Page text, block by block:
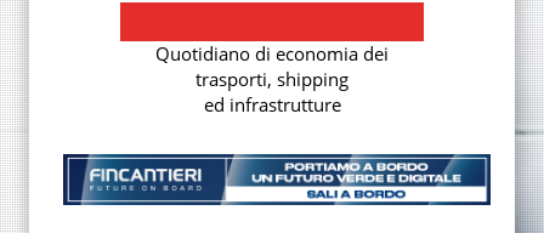
Quotidiano di economia dei
trasporti, shipping
ed infrastrutture